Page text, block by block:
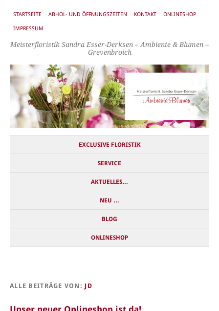
STARTSEITE ABHOL- UND ÖFFNUNGSZEITEN KONTAKT ONLINESHOP
IMPRESSUM
Meisterfloristik Sandra Esser-Derksen – Ambiente & Blumen –
Grevenbroich
EXCLUSIVE FLORISTIK
SERVICE
AKTUELLES…
NEU …
BLOG
ONLINESHOP
ALLE BEITRÄGE VON: JD